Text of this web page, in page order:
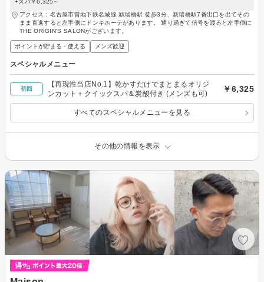
+スパ￥6,325∼
アクセス：名古屋市営地下鉄名城線 新瑞橋駅 徒歩3分、新瑞橋駅7番出口を出てその
まま直進すると左手側にドンキホーテがあります。 通り過ぎて信号を渡ると左手側に
THE ORIGIN'S SALONがございます。
ポイントが貯まる・使える メンズ歓迎
スペシャルメニュー
初回
【再現性当店No.1】乾かすだけでまとまるオリジ
ンカット＋クイックスパ＆炭酸付き (メンズも可)
￥6,325
すべてのスペシャルメニューを見る
その他の情報を表示